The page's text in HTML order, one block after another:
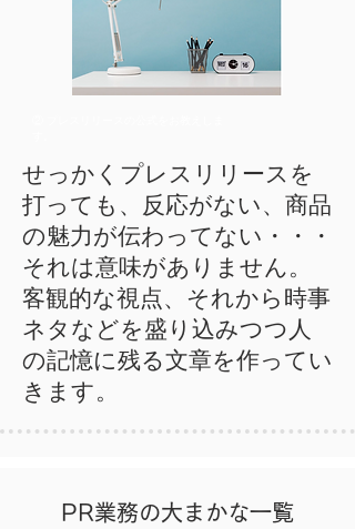
せっかくプレスリリースを
打っても、反応がない、商品
の魅力が伝わってない・・・
それは意味がありません。
客観的な視点、それから時事
ネタなどを盛り込みつつ人
の記憶に残る文章を作ってい
きます。
PR業務の大まかな一覧